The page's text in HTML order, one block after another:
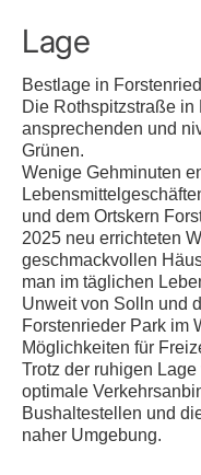
Lage
Bestlage in
Die Rothspitzstraße
ansprechenden und
Grünen.
Wenige Gehminuten
und dem Ortskern
2025 neu errichteten
geschmackvollen
man im täglichen
Unweit von Solln und
Forstenrieder Park im
Möglichkeiten für
Trotz der ruhigen
optimale
Bushaltestellen und
naher Umgebung.